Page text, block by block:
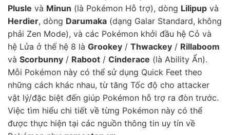
Plusle và Minun (là Pokémon Hỗ trợ), dòng Lilipup và
Herdier, dòng Darumaka (dạng Galar Standard, không
phải Zen Mode), và các Pokémon khởi đầu hệ Cỏ và
hệ Lửa ở thế hệ 8 là Grookey / Thwackey / Rillaboom
và Scorbunny / Raboot / Cinderace (là Ability Ẩn).
Mỗi Pokémon này có thể sử dụng Quick Feet theo
những cách khác nhau, từ tăng Tốc độ cho attacker
vật lý/đặc biệt đến giúp Pokémon hỗ trợ ra đòn trước.
Việc tìm hiểu chi tiết về từng Pokémon này có thể
được thực hiện tại các nguồn thông tin uy tín về